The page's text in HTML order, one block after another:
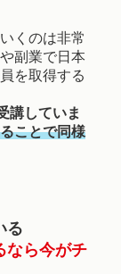
くのは非常
副業で日本
を取得する
講していま
ことで同様
る
なら今がチ